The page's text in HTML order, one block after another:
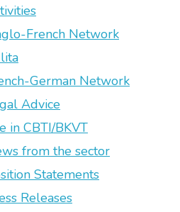
French Network
German Network
Advice
in CBTI/BKVT
from the sector
Statements
Releases